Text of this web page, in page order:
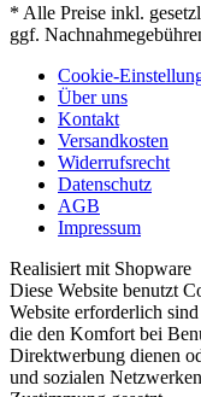
* Alle Preise inkl.
ggf.
Cookie-
Über uns
Kontakt
Versandkosten
Widerrufsrecht
Datenschutz
AGB
Impressum
Realisiert mit Shopware
Diese Website benutzt
Website erforderlich
die den Komfort bei
Direktwerbung dienen
und sozialen